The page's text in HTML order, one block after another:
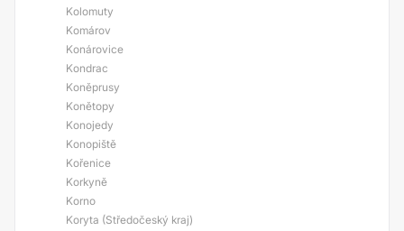
Kolomuty
Komárov
Konárovice
Kondrac
Koněprusy
Konětopy
Konojedy
Konopiště
Kořenice
Korkyně
Korno
Koryta (Středočeský kraj)